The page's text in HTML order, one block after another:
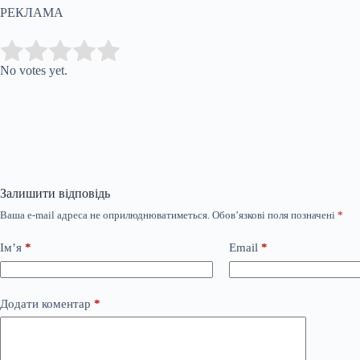
РЕКЛАМА
Rate this item:
No votes yet.
Залишити відповідь
Ваша e-mail адреса не оприлюднюватиметься. Обов’язкові поля позначені *
Ім’я * Email *
Додати коментар *